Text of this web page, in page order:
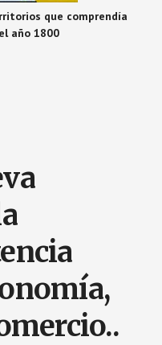
que comprendía
año 1800